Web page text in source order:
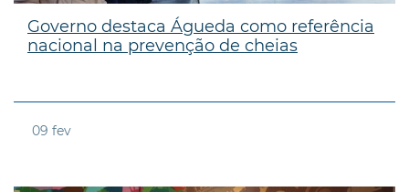
Governo destaca Águeda como referência
nacional na prevenção de cheias
09 fev